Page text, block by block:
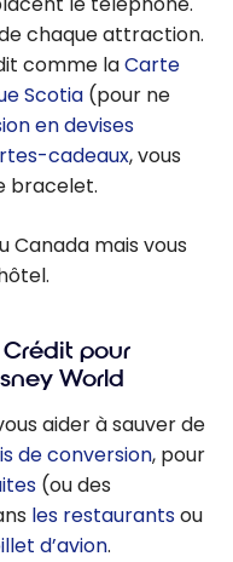
chaque attraction.
comme laCarte
Scotia (pour ne
en devises
cadeaux, vous
bracelet.
Canada mais vous
pour
World
aider à sauver de
de conversion, pour
(ou des
les restaurantsou
d’avion.